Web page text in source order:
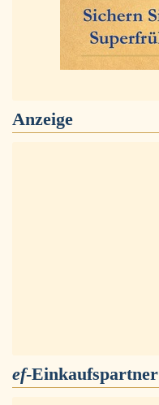
Anzeige
ef-Einkaufspartner